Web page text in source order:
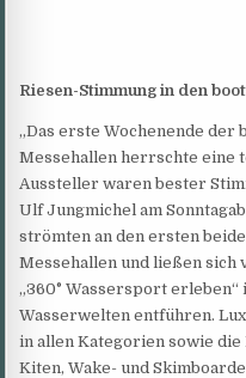
Riesen-Stimmung in den
„Das erste Wochenende der
Messehallen herrschte eine
Aussteller waren bester
Ulf Jungmichel am
strömten an den ersten
Messehallen und ließen
„360° Wassersport
Wasserwelten entführen.
in allen Kategorien sowie
Kiten, Wake- und